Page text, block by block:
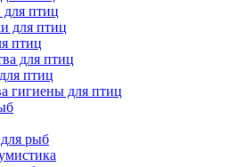
птиц
для птиц
птиц
для птиц
птиц
гигиены для птиц
рыб